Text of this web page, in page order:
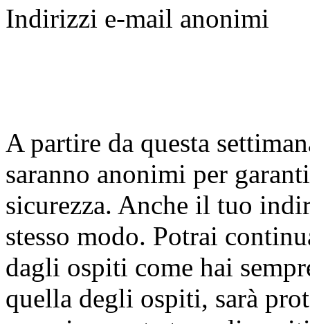
Indirizzi e-mail anonimi
A partire da questa
saranno anonimi per
sicurezza. Anche il tuo
stesso modo. Potrai
dagli ospiti come hai
quella degli ospiti, sarà